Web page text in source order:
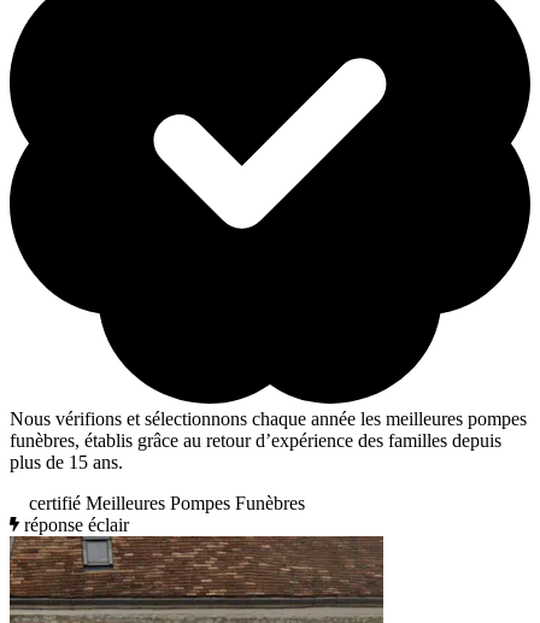
Nous vérifions et sélectionnons chaque année les meilleures pompes
funèbres, établis grâce au retour d’expérience des familles depuis
plus de 15 ans.
certifié Meilleures Pompes Funèbres
réponse éclair